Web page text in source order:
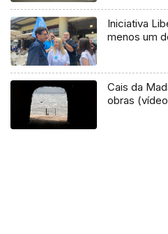
Iniciativa
menos um
Cais da
obras